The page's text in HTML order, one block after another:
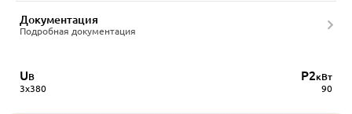
Документация
Подробная документация
UВ
3x380
P2кВт
90